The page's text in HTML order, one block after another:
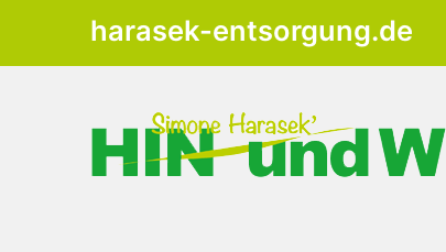
springen
harasek-entsorgung.de